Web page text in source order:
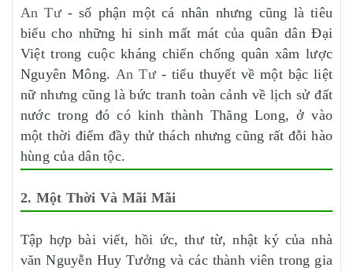
An Tư- số phận một cá nhân nhưng cũng là tiêu
biểu cho những hi sinh mất mát của quân dân Đại
Việt trong cuộc kháng chiến chống quân xâm lược
Nguyên Mông. An Tư- tiểu thuyết về một bậc liệt
nữ nhưng cũng là bức tranh toàn cảnh về lịch sử đất
nước trong đó có kinh thành Thăng Long, ở vào
một thời điểm đầy thử thách nhưng cũng rất đỗi hào
hùng của dân tộc.
2. Một Thời Và Mãi Mãi
Tập hợp bài viết, hồi ức, thư từ, nhật ký của nhà
văn Nguyễn Huy Tưởng và các thành viên trong gia